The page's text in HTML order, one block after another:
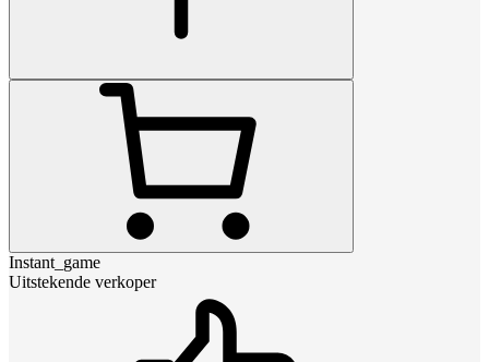
Instant_game
Uitstekende verkoper